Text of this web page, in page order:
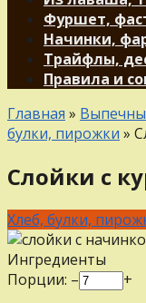
Фуршет,
Начинки,
Трайфлы,
Правила и
Главная »
булки, пирожки »
Слойки с
Хлеб, булки,
Ингредиенты
Порции: –
+